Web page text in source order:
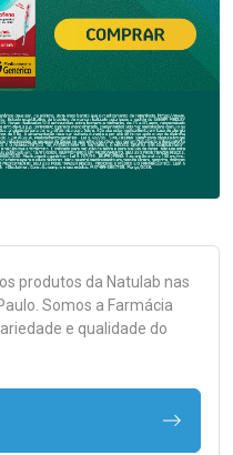
produtos da Natulab nas
Somos a Farmácia
e qualidade do